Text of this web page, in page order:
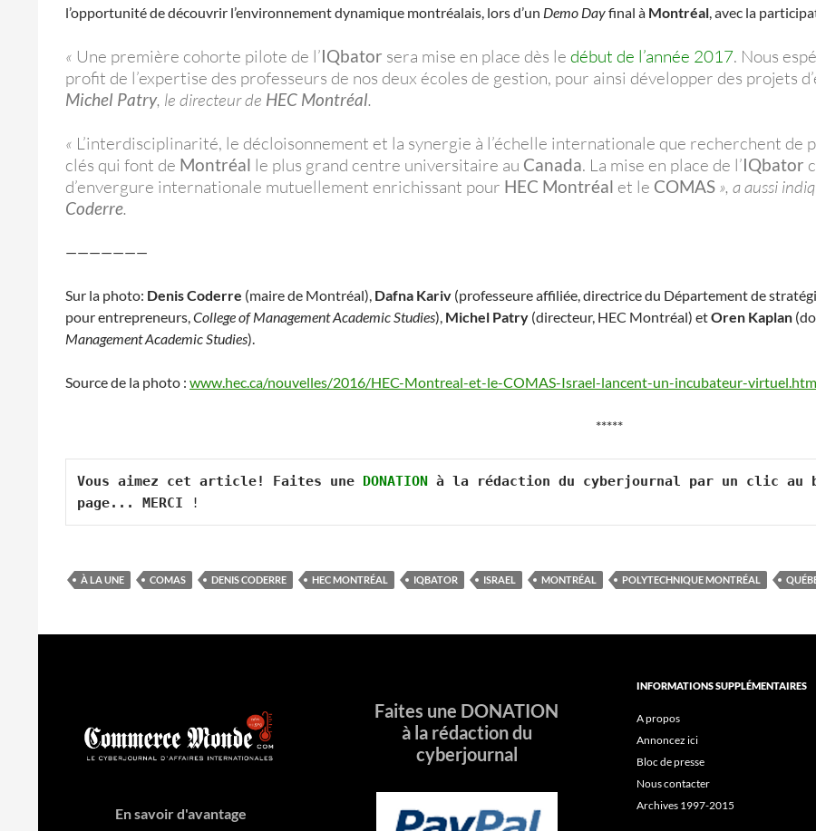
l’opportunité de découvrir l’environnement dynamique montréalais, lors d’un Demo Dayfinal à Montréal, avec la
« Une première cohorte pilote de l’IQbator sera mise en place dès le début de l’année 2017. Nous
profit de l’expertise des professeurs de nos deux écoles de gestion, pour ainsi développer des projets
Michel Patry, le directeur de HEC Montréal.
« L’interdisciplinarité, le décloisonnement et la synergie à l’échelle internationale que recherchent de
clés qui font de Montréal le plus grand centre universitaire au Canada. La mise en place de l’IQbator
d’envergure internationale mutuellement enrichissant pour HEC Montréal et le COMAS », a aussi
Coderre.
———————
Sur la photo: Denis Coderre (maire de Montréal), Dafna Kariv (professeure affiliée, directrice du Département de
pour entrepreneurs,College of Management Academic Studies), Michel Patry (directeur, HEC Montréal) etOren Kaplan
Management Academic Studies).
Source de la photo : www.hec.ca/nouvelles/2016/HEC-Montreal-et-le-COMAS-Israel-lancent-un-incubateur-
*****
Vous aimez cet article! Faites une DONATION à la rédaction du cyberjournal par un clic au
page... MERCI !
À LA UNE COMAS DENIS CODERRE HEC MONTRÉAL IQBATOR ISRAEL MONTRÉAL POLYTECHNIQUE MONTRÉAL
En savoir d'avantage
Faites une DONATION
à la rédaction du
cyberjournal
INFORMATIONS SUPPLÉMENTAIRES
A propos
Annoncez ici
Bloc de presse
Nous contacter
Archives 1997-2015